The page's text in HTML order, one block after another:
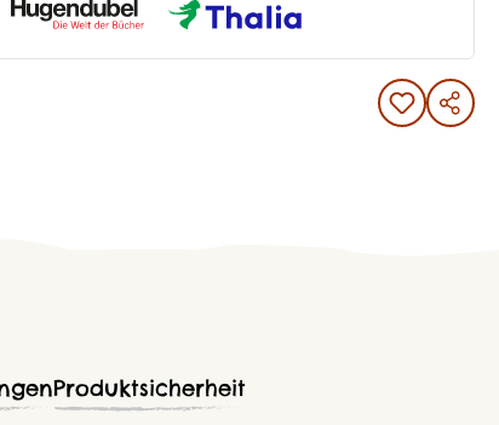
Produktsicherheit